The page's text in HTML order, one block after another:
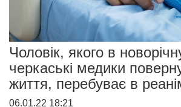
Чоловік, якого в
черкаські медики
життя, перебуває в
06.01.22 18:21